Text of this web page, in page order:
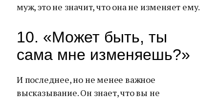
муж, это не значит, что она не изменяет ему.
10. «Может быть, ты
сама мне изменяешь?»
И последнее, но не менее важное
высказывание. Он знает, что вы не